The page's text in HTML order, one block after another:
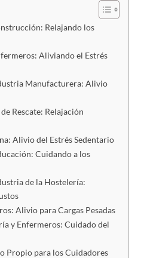
Relajando los
Aliviando el Estrés
Manufacturera: Alivio
Rescate: Relajación
Alivio del Estrés Sedentario
Cuidando a los
de la Hostelería:
Alivio para Cargas Pesadas
y Enfermeros: Cuidado del
Propio para los Cuidadores